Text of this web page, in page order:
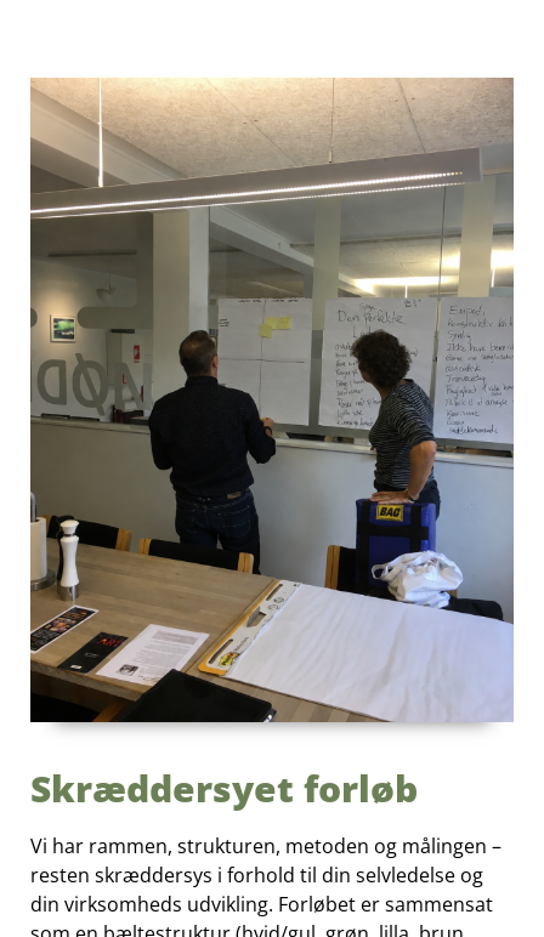
Skræddersyet forløb
Vi har rammen, strukturen, metoden og målingen –
resten skræddersys i forhold til din selvledelse og
din virksomheds udvikling. Forløbet er sammensat